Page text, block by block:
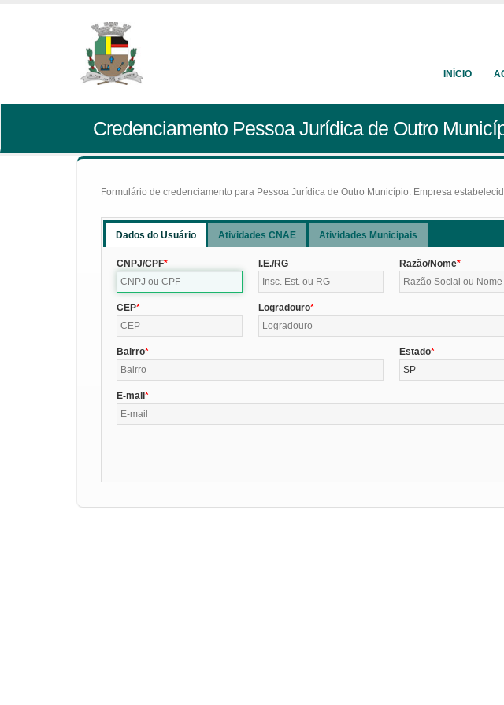
INÍCIO
Credenciamento Pessoa Jurídica de Outro
Formulário de credenciamento para Pessoa Jurídica de Outro Município: Empresa
Dados do Usuário Atividades CNAE Atividades Municipais
CNPJ/CPF I.E./RG Razão/Nome
CEP Logradouro
Bairro
Estado
SP
E-mail